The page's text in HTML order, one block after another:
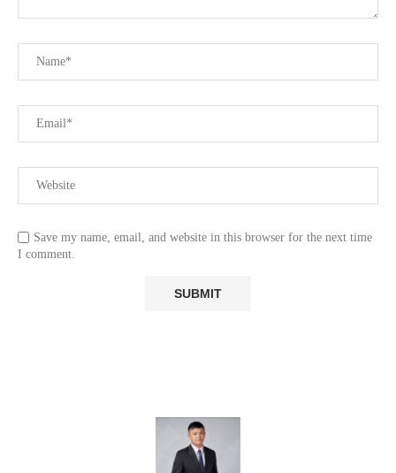
Save my name, email, and website in this browser for the next time
I comment.